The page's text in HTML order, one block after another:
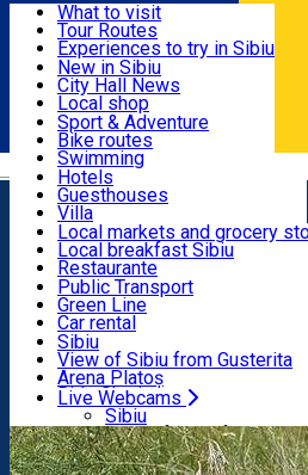
Română
Useful info
Activities & Adventure
Accommodation
Food, Drinks & Nightlife
Transport & Parking
Live Webcams
What to visit
Tour Routes
Experiences to try in Sibiu
Podcast
Culture
Museums
Churches
Parks, Zoo
County of Sibiu
New in Sibiu
City Hall News
Local shop
Sibiu artisans
Sibiul Verde
Public services
Education
How do I get to Sibiu
Tourist Info
Tour Guides
Guided tours
Publicații locale
Beauty salons
Sport & Adventure
Bike routes
Swimming
Riding
Indoor activities
Loc de joacă indoor
Loc de joacă outdoor
Ski
Ice skating
Yoga
Hotels
Guesthouses
Villa
Hostels
Motel
Camping
Renting rooms
Rooms for rent
Accommodation outside Sibiu
Local markets and grocery
Local breakfast Sibiu
Restaurante
Pizza
Fast Food
Coffee
Sweets
Pub, Bar
Night clubs
Bakeries
Public Transport
Green Line
Car rental
Rent a bike
Scooter rentals
Taxi
Ride Sharing
Parking tickets
Parking places
Electric vehicle charging
Sibiu
View of Sibiu from Gusterita
Arena Platoș
Live Webcams
Sibiu
View of Sibiu from
Arena Platoș
Home Flower shop